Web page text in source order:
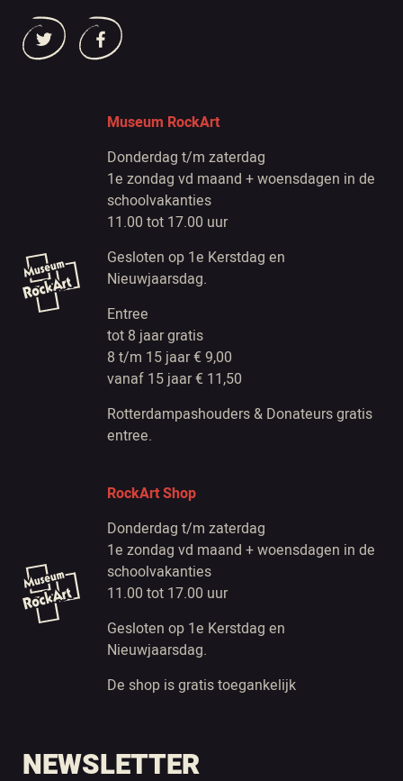
Museum RockArt
Donderdag t/m zaterdag
1e zondag vd maand + woensdagen in de
schoolvakanties
11.00 tot 17.00 uur
Gesloten op 1e Kerstdag en
Nieuwjaarsdag.
Entree
tot 8 jaar gratis
8 t/m 15 jaar € 9,00
vanaf 15 jaar € 11,50
Rotterdampashouders & Donateurs gratis
entree.
RockArt Shop
Donderdag t/m zaterdag
1e zondag vd maand + woensdagen in de
schoolvakanties
11.00 tot 17.00 uur
Gesloten op 1e Kerstdag en
Nieuwjaarsdag.
De shop is gratis toegankelijk
NEWSLETTER